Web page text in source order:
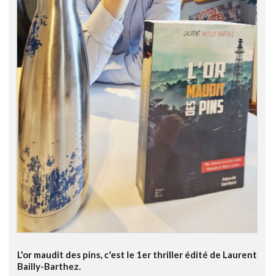
L'or maudit des pins, c'est le 1er thriller édité de Laurent
Bailly-Barthez.